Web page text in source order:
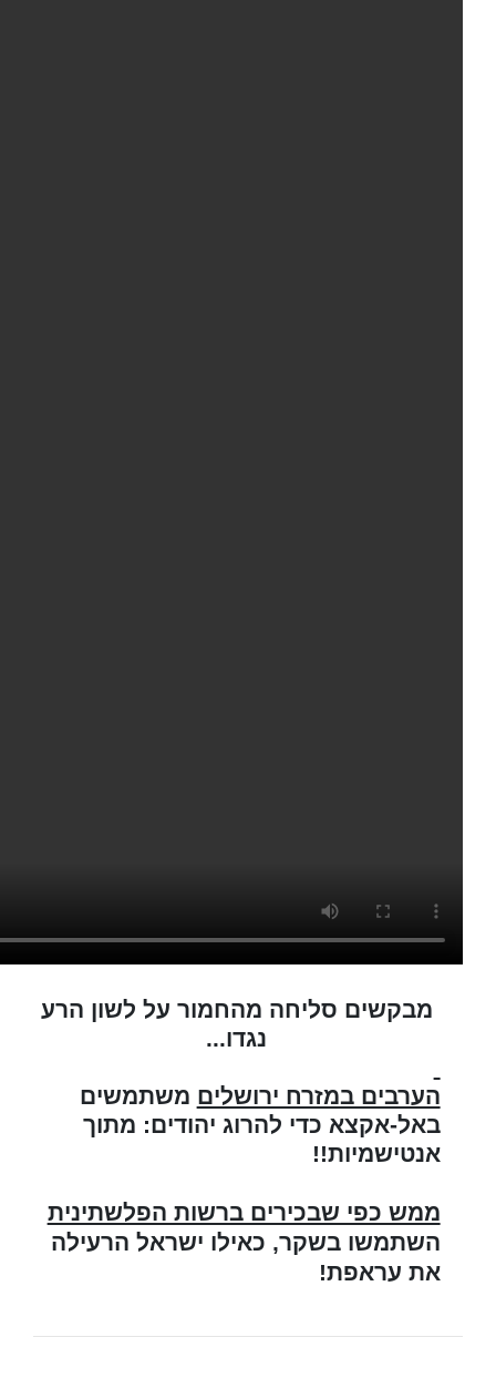
מבקשים סליחה מהחמור על לשון הרע
נגדו...
הערבים במזרח ירושלים משתמשים
באל-אקצא כדי להרוג יהודים: מתוך
אנטישמיות!!
ממש כפי שבכירים ברשות הפלשתינית
השתמשו בשקר, כאילו ישראל הרעילה
את עראפת!